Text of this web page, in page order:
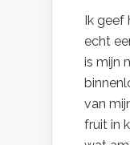
Ik geef
echt
is mijn
van
fruit in